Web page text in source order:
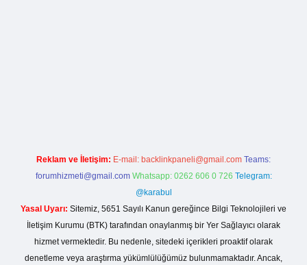
Reklam ve İletişim: E-mail: backlinkpaneli@gmail.com Teams:
forumhizmeti@gmail.com Whatsapp: 0262 606 0 726 Telegram:
@karabul
Yasal Uyarı: Sitemiz, 5651 Sayılı Kanun gereğince Bilgi Teknolojileri ve
İletişim Kurumu (BTK) tarafından onaylanmış bir Yer Sağlayıcı olarak
hizmet vermektedir. Bu nedenle, sitedeki içerikleri proaktif olarak
denetleme veya araştırma yükümlülüğümüz bulunmamaktadır. Ancak,